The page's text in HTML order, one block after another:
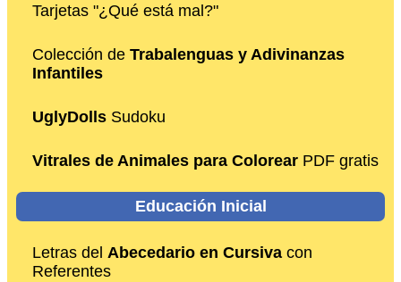
Tarjetas "¿Qué está mal?"
Colección de Trabalenguas y Adivinanzas
Infantiles
UglyDolls Sudoku
Vitrales de Animales para Colorear PDF gratis
Educación Inicial
Letras del Abecedario en Cursiva con
Referentes